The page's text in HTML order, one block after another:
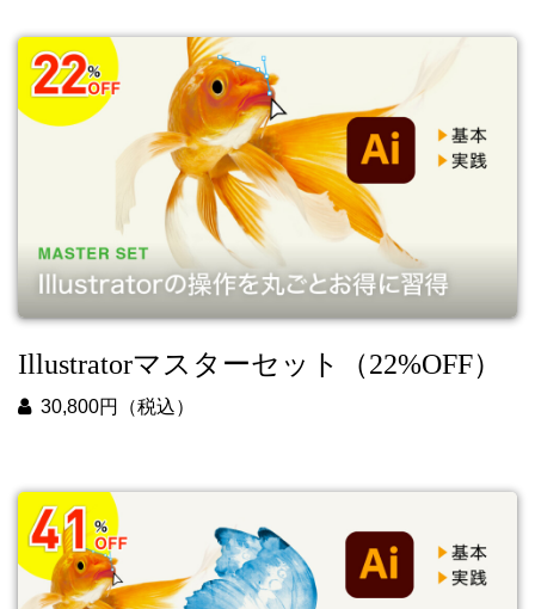
Illustratorマスターセット（22%OFF）
30,800円（税込）